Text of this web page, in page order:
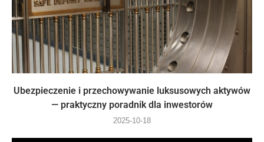
Ubezpieczenie i przechowywanie luksusowych aktywów
— praktyczny poradnik dla inwestorów
2025-10-18